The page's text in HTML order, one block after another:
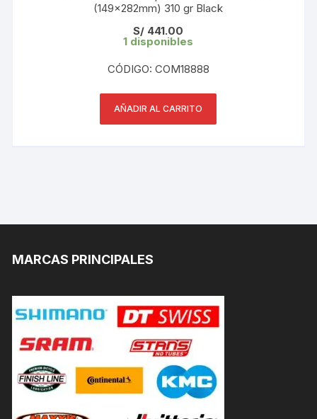
(149x282mm) 310 gr Black
S/ 441.00
1 disponibles
CÓDIGO: COM18888
AÑADIR AL CARRITO
MARCAS PRINCIPALES